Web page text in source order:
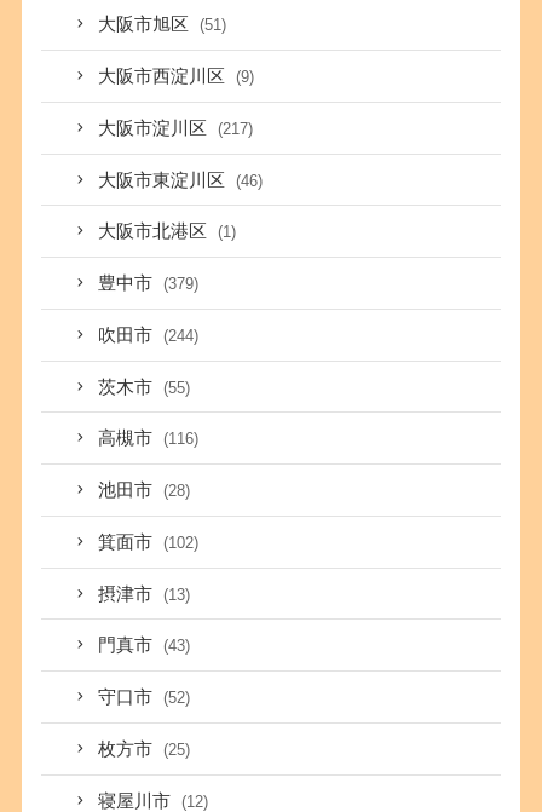
大阪市旭区 (51)
大阪市西淀川区 (9)
大阪市淀川区 (217)
大阪市東淀川区 (46)
大阪市北港区 (1)
豊中市 (379)
吹田市 (244)
茨木市 (55)
高槻市 (116)
池田市 (28)
箕面市 (102)
摂津市 (13)
門真市 (43)
守口市 (52)
枚方市 (25)
寝屋川市 (12)